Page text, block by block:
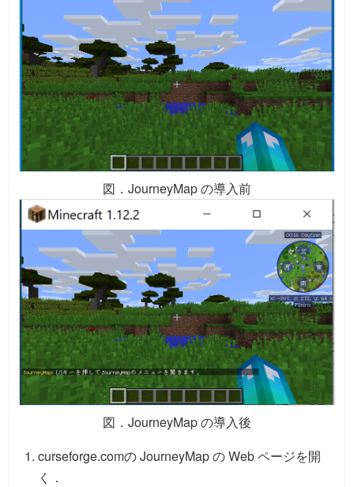
図．JourneyMap の導入前
図．JourneyMap の導入後
curseforge.comの JourneyMap の Web ページを開
く．